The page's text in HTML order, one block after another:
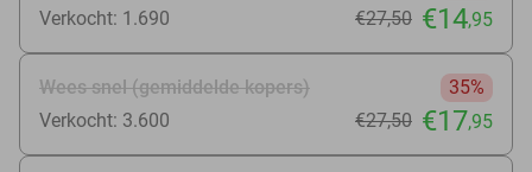
Verkocht: 1.690
€27,50 €14,95
Wees snel (gemiddelde kopers)
35%
Verkocht: 3.600
€27,50 €17,95